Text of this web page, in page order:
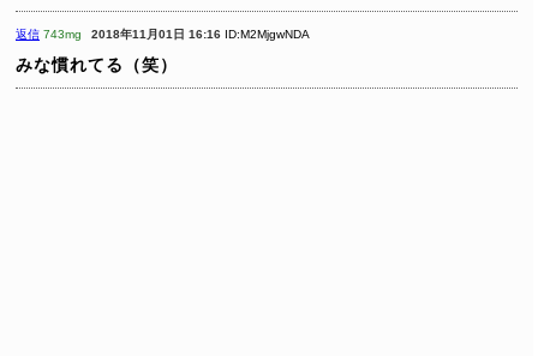
返信 743mg 2018年11月01日 16:16 ID:M2MjgwNDA
みな慣れてる（笑）